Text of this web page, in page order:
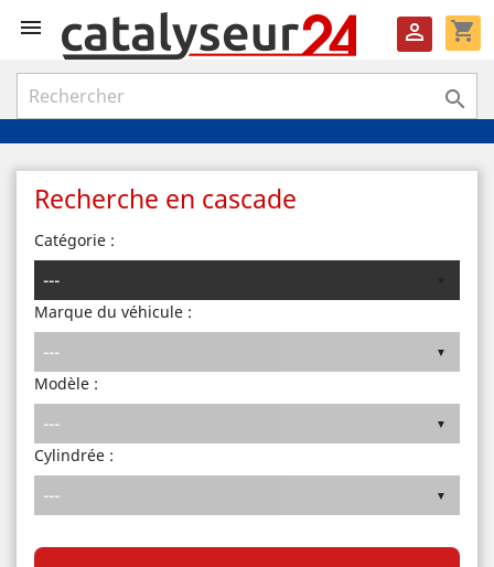
 shopping_cart


Recherche en cascade
Catégorie :
Marque du véhicule :
Modèle :
Cylindrée :